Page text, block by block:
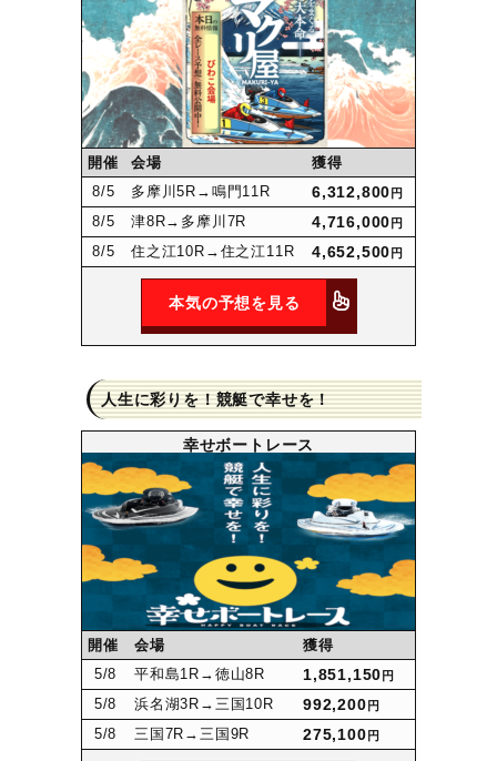
開催 会場
獲得
8/5 多摩川5R →鳴門11R 6,312,800 円
8/5 津8R→多摩川7R 4,716,000 円
8/5 住之江10R →住之江11R 4,652,500 円
本気の予想を見る
人生に彩りを！競艇で幸せを！
幸せボートレース
開催 会場
獲得
5/8 平和島1R →徳山8R 1,851,150 円
5/8 浜名湖3R →三国10R 992,200 円
5/8 三国7R →三国9R 275,100 円